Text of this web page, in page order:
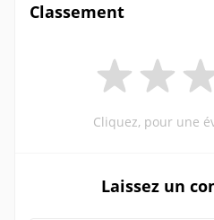
Classement
Cliquez, pour une
Laissez un